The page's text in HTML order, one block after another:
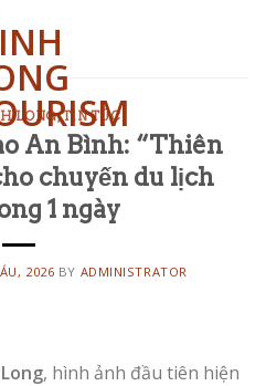
LONG,TIN TỨC
An Bình: “Thiên
chuyến du lịch
1 ngày
2026 BY ADMINISTRATOR
, hình ảnh đầu tiên hiện